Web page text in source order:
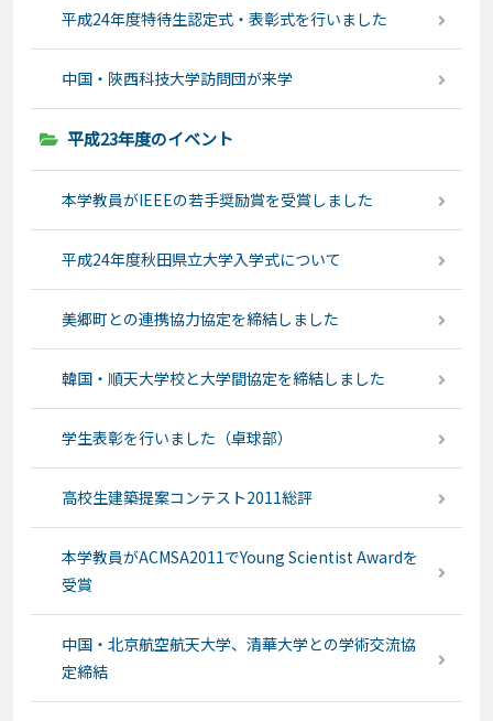
平成24年度特待生認定式・表彰式を行いました
中国・陜西科技大学訪問団が来学
平成23年度のイベント
本学教員がIEEEの若手奨励賞を受賞しました
平成24年度秋田県立大学入学式について
美郷町との連携協力協定を締結しました
韓国・順天大学校と大学間協定を締結しました
学生表彰を行いました（卓球部）
高校生建築提案コンテスト2011総評
本学教員がACMSA2011でYoung Scientist Awardを
受賞
中国・北京航空航天大学、清華大学との学術交流協
定締結